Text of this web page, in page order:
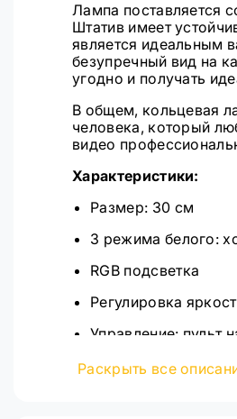
Лампа поставляется
Штатив имеет
является идеальным
безупречный вид на
угодно и получать
В общем, кольцевая
человека, который
видео
Характеристики:
Размер: 30 см
3 режима белого:
RGB подсветка
Регулировка
Управление: пульт
Питание от:
Раскрыть все